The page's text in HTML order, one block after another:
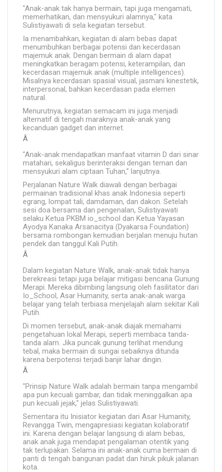
"Anak-anak tak hanya bermain, tapi juga mengamati,
memerhatikan, dan mensyukuri alamnya," kata
Sulistiyawati di sela kegiatan tersebut.
Ia menambahkan, kegiatan di alam bebas dapat
menumbuhkan berbagai potensi dan kecerdasan
majemuk anak. Dengan bermain di alam dapat
meningkatkan beragam potensi, keterampilan, dan
kecerdasan majemuk anak (multiple intelligences).
Misalnya kecerdasan spasial visual, jasmani kinestetik,
interpersonal, bahkan kecerdasan pada elemen
natural.
Menurutnya, kegiatan semacam ini juga menjadi
alternatif di tengah maraknya anak-anak yang
kecanduan gadget dan internet.
Â
"Anak-anak mendapatkan manfaat vitamin D dari sinar
matahari, sekaligus berinteraksi dengan teman dan
mensyukuri alam ciptaan Tuhan," lanjutnya.
Perjalanan Nature Walk diawali dengan berbagai
permainan tradisional khas anak Indonesia seperti
egrang, lompat tali, damdaman, dan dakon. Setelah
sesi doa bersama dan pengenalan, Sulistiyawati
selaku Ketua PKBM io_school dan Ketua Yayasan
Ayodya Kanaka Arsanacitya (Dyakarsa Foundation)
bersama rombongan kemudian berjalan menuju hutan
pendek dan tanggul Kali Putih.
Â
Dalam kegiatan Nature Walk, anak-anak tidak hanya
berekreasi tetapi juga belajar mitigasi bencana Gunung
Merapi. Mereka dibimbing langsung oleh fasilitator dari
Io_School, Asar Humanity, serta anak-anak warga
belajar yang telah terbiasa menjelajah alam sekitar Kali
Putih.
Di momen tersebut, anak-anak diajak memahami
pengetahuan lokal Merapi, seperti membaca tanda-
tanda alam. Jika puncak gunung terlihat mendung
tebal, maka bermain di sungai sebaiknya ditunda
karena berpotensi terjadi banjir lahar dingin.
Â
"Prinsip Nature Walk adalah bermain tanpa mengambil
apa pun kecuali gambar, dan tidak meninggalkan apa
pun kecuali jejak," jelas Sulistiyawati.
Sementara itu Inisiator kegiatan dari Asar Humanity,
Revangga Twin, mengapresiasi kegiatan kolaboratif
ini. Karena dengan belajar langsung di alam bebas,
anak anak juga mendapat pengalaman otentik yang
tak terlupakan. Selama ini anak-anak cuma bermain di
panti di tengah bangunan padat dan hiruk pikuk jalanan
kota.